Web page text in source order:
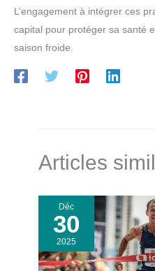
L’engagement à intégrer ces
capital pour protéger sa santé
saison froide.
Articles
Déc
30
2025